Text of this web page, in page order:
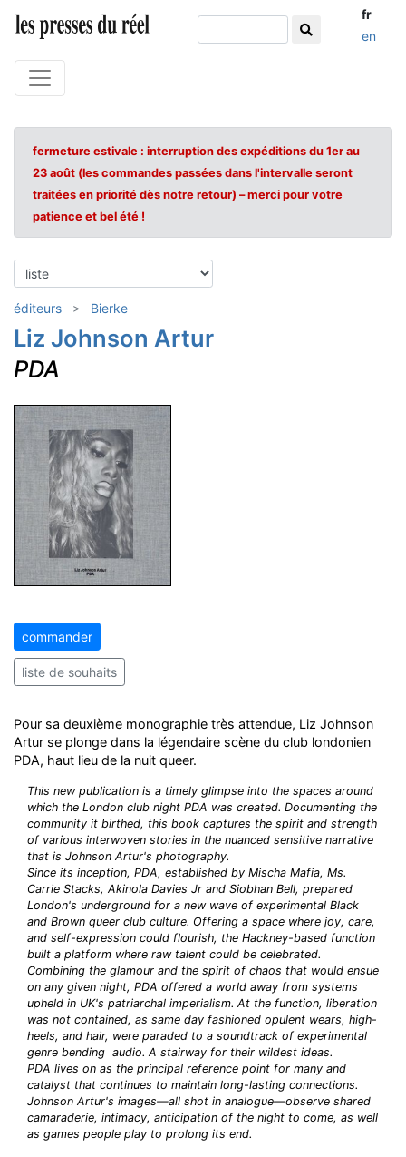
fr
en
fermeture estivale : interruption des expéditions du 1er au
23 août (les commandes passées dans l'intervalle seront
traitées en priorité dès notre retour) – merci pour votre
patience et bel été !
éditeurs Bierke
Liz Johnson Artur
PDA
commander
liste de souhaits
Pour sa deuxième monographie très attendue, Liz Johnson
Artur se plonge dans la légendaire scène du club londonien
PDA, haut lieu de la nuit queer.
This new publication is a timely glimpse into the spaces around
which the London club night PDA was created. Documenting the
community it birthed, this book captures the spirit and strength
of various interwoven stories in the nuanced sensitive narrative
that is Johnson Artur's photography.
Since its inception, PDA, established by Mischa Mafia, Ms.
Carrie Stacks, Akinola Davies Jr and Siobhan Bell, prepared
London's underground for a new wave of experimental Black
and Brown queer club culture. Offering a space where joy, care,
and self-expression could flourish, the Hackney-based function
built a platform where raw talent could be celebrated.
Combining the glamour and the spirit of chaos that would ensue
on any given night, PDA offered a world away from systems
upheld in UK's patriarchal imperialism. At the function, liberation
was not contained, as same day fashioned opulent wears, high-
heels, and hair, were paraded to a soundtrack of experimental
genre bending audio. A stairway for their wildest ideas.
PDA lives on as the principal reference point for many and
catalyst that continues to maintain long-lasting connections.
Johnson Artur's images—all shot in analogue—observe shared
camaraderie, intimacy, anticipation of the night to come, as well
as games people play to prolong its end.